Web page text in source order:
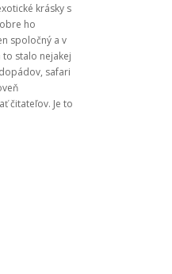
krásky s
ho
spoločný a v
to stalo nejakej
safari
čitateľov. Je to